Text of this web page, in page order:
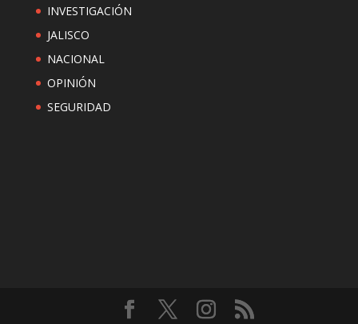
INVESTIGACIÓN
JALISCO
NACIONAL
OPINIÓN
SEGURIDAD